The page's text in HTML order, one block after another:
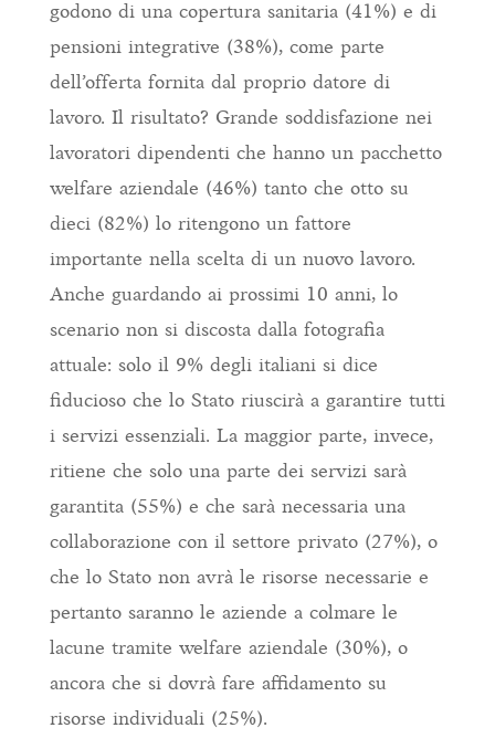
godono di una copertura sanitaria (41%) e di
pensioni integrative (38%), come parte
dell’offerta fornita dal proprio datore di
lavoro. Il risultato? Grande soddisfazione nei
lavoratori dipendenti che hanno un pacchetto
welfare aziendale (46%) tanto che otto su
dieci (82%) lo ritengono un fattore
importante nella scelta di un nuovo lavoro.
Anche guardando ai prossimi 10 anni, lo
scenario non si discosta dalla fotografia
attuale: solo il 9% degli italiani si dice
fiducioso che lo Stato riuscirà a garantire tutti
i servizi essenziali. La maggior parte, invece,
ritiene che solo una parte dei servizi sarà
garantita (55%) e che sarà necessaria una
collaborazione con il settore privato (27%), o
che lo Stato non avrà le risorse necessarie e
pertanto saranno le aziende a colmare le
lacune tramite welfare aziendale (30%), o
ancora che si dovrà fare affidamento su
risorse individuali (25%).